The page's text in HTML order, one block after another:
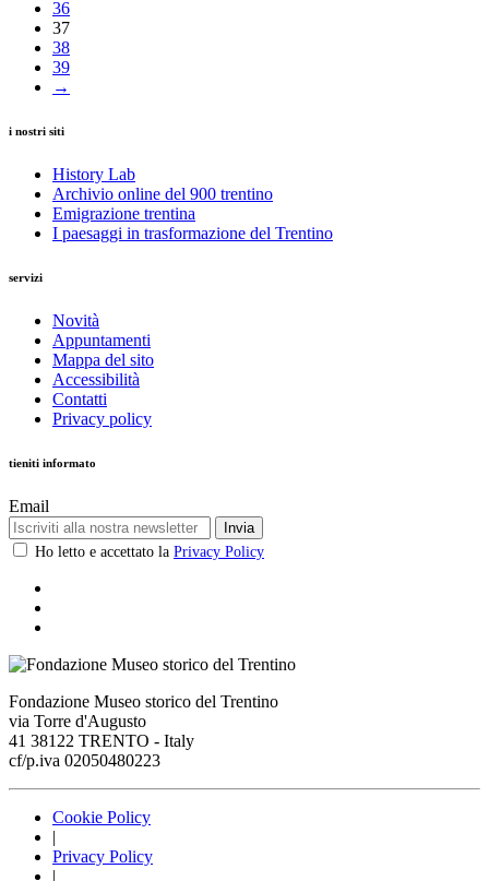
36
37
38
39
→
i nostri siti
History Lab
Archivio online del 900 trentino
Emigrazione trentina
I paesaggi in trasformazione del Trentino
servizi
Novità
Appuntamenti
Mappa del sito
Accessibilità
Contatti
Privacy policy
tieniti informato
Email
Invia
Ho letto e accettato la Privacy Policy
Fondazione Museo storico del Trentino
via Torre d'Augusto
41 38122 TRENTO - Italy
cf/p.iva 02050480223
Cookie Policy
|
Privacy Policy
|